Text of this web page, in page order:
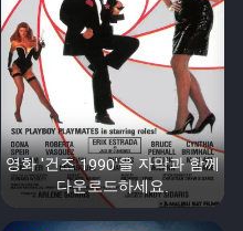
영화 '건즈 1990'을 자막과 함께
다운로드하세요.